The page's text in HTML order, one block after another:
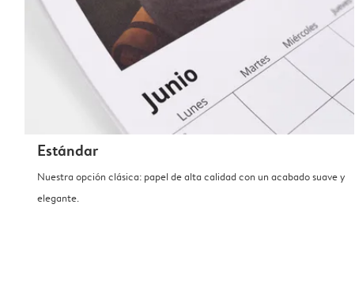
Estándar
Nuestra opción clásica: papel de alta calidad con un acabado suave y
elegante.